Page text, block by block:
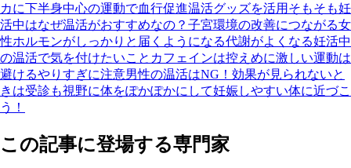
カに下半身中心の運動で血行促進温活グッズを活用 そもそも妊
活中はなぜ温活がおすすめなの？ 子宮環境の改善につながる女
性ホルモンがしっかりと届くようになる代謝がよくなる妊活中
の温活で気を付けたいこと カフェインは控えめに激しい運動は
避けるやりすぎに注意男性の温活はNG！ 効果が見られないと
きは受診も視野に体をぽかぽかにして妊娠しやすい体に近づこ
う！
この記事に登場する専門家